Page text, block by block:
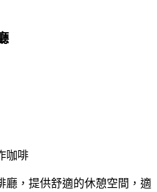
咖啡
廳，提供舒適的休憩空間，適